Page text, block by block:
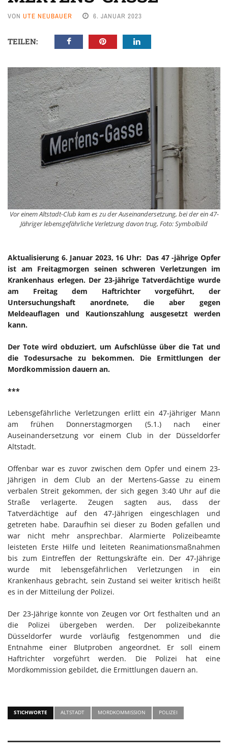
VON UTE NEUBAUER 6. JANUAR 2023
TEILEN:
Vor einem Altstadt-Club kam es zu der Auseinandersetzung, bei der ein 47-
Jähriger lebensgefährliche Verletzung davon trug, Foto: Symbolbild
Aktualisierung 6. Januar 2023, 16 Uhr: Das 47 -jährige Opfer
ist am Freitagmorgen seinen schweren Verletzungen im
Krankenhaus erlegen. Der 23-jährige Tatverdächtige wurde
am Freitag dem Haftrichter vorgeführt, der
Untersuchungshaft anordnete, die aber gegen
Meldeauflagen und Kautionszahlung ausgesetzt werden
kann.
Der Tote wird obduziert, um Aufschlüsse über die Tat und
die Todesursache zu bekommen. Die Ermittlungen der
Mordkommission dauern an.
***
Lebensgefährliche Verletzungen erlitt ein 47-jähriger Mann
am frühen Donnerstagmorgen (5.1.) nach einer
Auseinandersetzung vor einem Club in der Düsseldorfer
Altstadt.
Offenbar war es zuvor zwischen dem Opfer und einem 23-
Jährigen in dem Club an der Mertens-Gasse zu einem
verbalen Streit gekommen, der sich gegen 3:40 Uhr auf die
Straße verlagerte. Zeugen sagten aus, dass der
Tatverdächtige auf den 47-Jährigen eingeschlagen und
getreten habe. Daraufhin sei dieser zu Boden gefallen und
war nicht mehr ansprechbar. Alarmierte Polizeibeamte
leisteten Erste Hilfe und leiteten Reanimationsmaßnahmen
bis zum Eintreffen der Rettungskräfte ein. Der 47-Jährige
wurde mit lebensgefährlichen Verletzungen in ein
Krankenhaus gebracht, sein Zustand sei weiter kritisch heißt
es in der Mitteilung der Polizei.
Der 23-Jährige konnte von Zeugen vor Ort festhalten und an
die Polizei übergeben werden. Der polizeibekannte
Düsseldorfer wurde vorläufig festgenommen und die
Entnahme einer Blutproben angeordnet. Er soll einem
Haftrichter vorgeführt werden. Die Polizei hat eine
Mordkommission gebildet, die Ermittlungen dauern an.
STICHWORTE ALTSTADT MORDKOMMISSION POLIZEI